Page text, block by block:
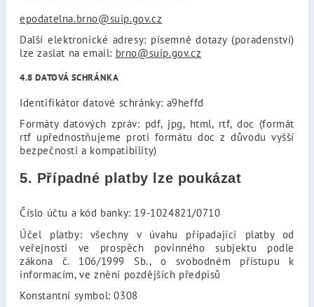
epodatelna.brno@suip.gov.cz
Další elektronické adresy: písemné dotazy (poradenství)
lze zaslat na email: brno@suip.gov.cz
4.8 DATOVÁ SCHRÁNKA
Identifikátor datové schránky: a9heffd
Formáty datových zpráv: pdf, jpg, html, rtf, doc (formát
rtf upřednostňujeme proti formátu doc z důvodu vyšší
bezpečnosti a kompatibility)
5. Případné platby lze poukázat
Číslo účtu a kód banky: 19-1024821/0710
Účel platby: všechny v úvahu připadající platby od
veřejnosti ve prospěch povinného subjektu podle
zákona č. 106/1999 Sb., o svobodném přístupu k
informacím, ve znění pozdějších předpisů
Konstantní symbol: 0308